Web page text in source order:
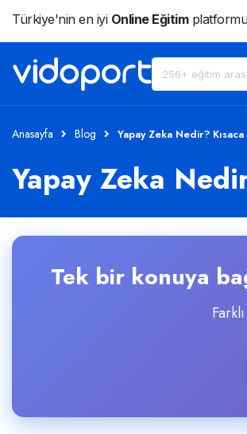
Türkiye'nin en iyi Online Eğitimplatformu
Anasayfa Blog Yapay Zeka Nedir?
Yapay Zeka
Tek bir konuya